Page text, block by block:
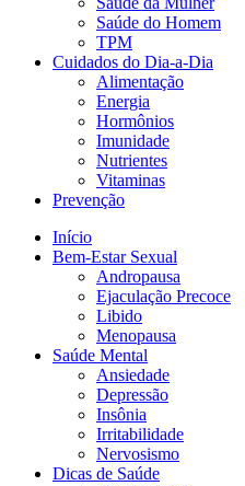
Saúde do Homem
TPM
Cuidados do Dia-a-Dia
Alimentação
Energia
Hormônios
Imunidade
Nutrientes
Vitaminas
Prevenção
Início
Bem-Estar Sexual
Andropausa
Ejaculação Precoce
Libido
Menopausa
Saúde Mental
Ansiedade
Depressão
Insônia
Irritabilidade
Nervosismo
Dicas de Saúde